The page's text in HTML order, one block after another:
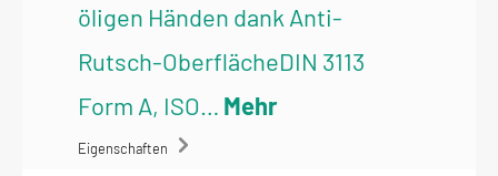
öligen Händen dank Anti-
Rutsch-OberflächeDIN 3113
Form A, ISO… Mehr
Eigenschaften